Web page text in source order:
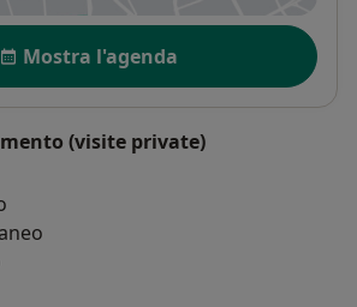
Mostra l'agenda
(visite private)